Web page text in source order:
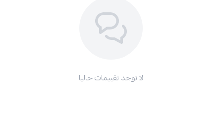
لا توجد تقييمات حاليا